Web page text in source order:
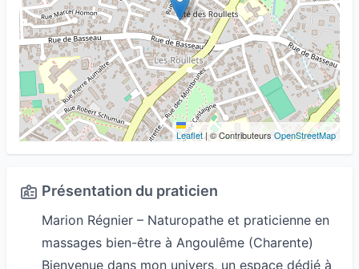
Leaflet| © Contributeurs OpenStreetMap
Présentation du praticien
Marion Régnier – Naturopathe et praticienne en
massages bien-être à Angoulême (Charente)
Bienvenue dans mon univers, un espace dédié à